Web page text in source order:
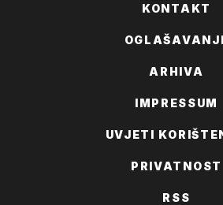
KONTAKT
ARHIVA
IMPRESSUM
UVJETI
PRIVATNOST
RSS